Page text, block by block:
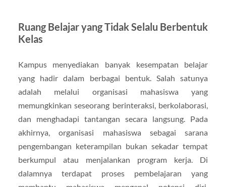
Ruang Belajar yang Tidak Selalu Berbentuk
Kelas
Kampus menyediakan banyak kesempatan belajar
yang hadir dalam berbagai bentuk. Salah satunya
adalah melalui organisasi mahasiswa yang
memungkinkan seseorang berinteraksi, berkolaborasi,
dan menghadapi tantangan secara langsung. Pada
akhirnya, organisasi mahasiswa sebagai sarana
pengembangan keterampilan bukan sekadar tempat
berkumpul atau menjalankan program kerja. Di
dalamnya terdapat proses pembelajaran yang